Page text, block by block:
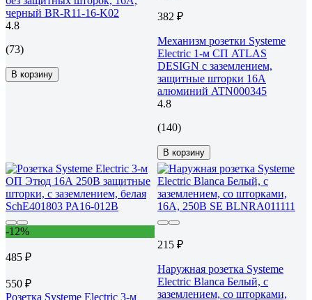
черный BR-R11-16-K02
4.8
(73)
В корзину
382 ₽
Механизм розетки Systeme
Electric 1-м СП ATLAS
DESIGN с заземлением,
защитные шторки 16А
алюминий ATN000345
4.8
(140)
В корзину
-12%
485 ₽
550 ₽
Розетка Systeme Electric 3-м
215 ₽
Наружная розетка Systeme
Electric Blanca Белый, с
заземлением, со шторками,